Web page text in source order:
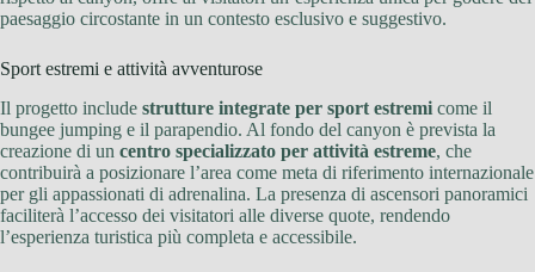
paesaggio circostante in un contesto esclusivo e suggestivo.
Sport estremi e attività avventurose
Il progetto include strutture integrate per sport estremi come il
bungee jumping e il parapendio. Al fondo del canyon è prevista la
creazione di un centro specializzato per attività estreme, che
contribuirà a posizionare l’area come meta di riferimento internazionale
per gli appassionati di adrenalina. La presenza di ascensori panoramici
faciliterà l’accesso dei visitatori alle diverse quote, rendendo
l’esperienza turistica più completa e accessibile.